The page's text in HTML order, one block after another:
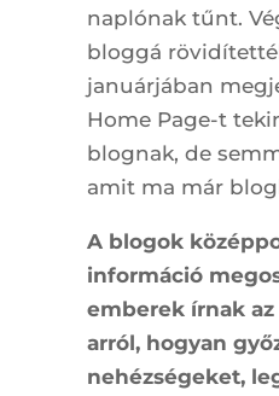
naplónak tűnt.
bloggá
januárjában
Home Page-t
blognak, de
amit ma már
A blogok
információ
emberek írnak
arról, hogyan
nehézségeket,